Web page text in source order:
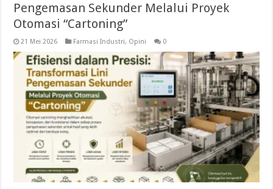
Pengemasan Sekunder Melalui Proyek
Otomasi “Cartoning”
21 Mei 2026 Farmasi Industri, Opini 0